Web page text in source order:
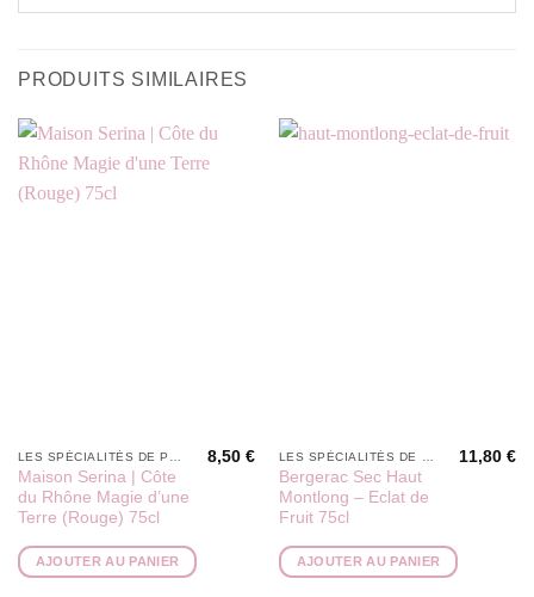
PRODUITS SIMILAIRES
Maison Serina | Côte
du Rhône Magie d’une
Terre (Rouge) 75cl
8,50€
AJOUTER AU PANIER
Bergerac Sec Haut
Montlong – Eclat de
Fruit 75cl
11,80€
AJOUTER AU PANIER